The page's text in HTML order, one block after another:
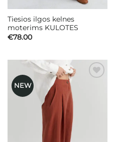
Tiesios ilgos kelnes
moterims KULOTES
€78.00
NEW
Mėgstamiausias